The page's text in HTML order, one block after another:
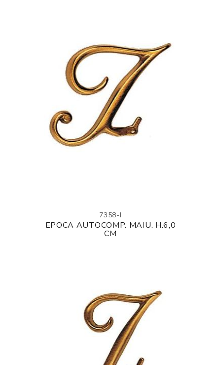
7358-I
EPOCA AUTOCOMP. MAIU. H.6,0
CM